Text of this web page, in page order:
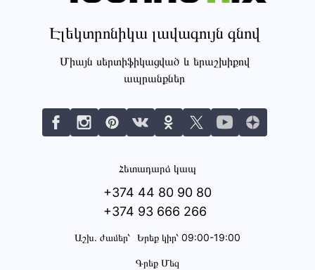
Էլեկտրոնիկա լավագույն գնով
Միայն սերտիֆիկացված և երաշխիքով
ապրանքներ
Հետադարձ կապ
+374 44 80 90 80
+374 93 666 266
Աշխ․ ժամեր՝ Երեք կիր՝ 09:00-19:00
Գրեք Մեզ